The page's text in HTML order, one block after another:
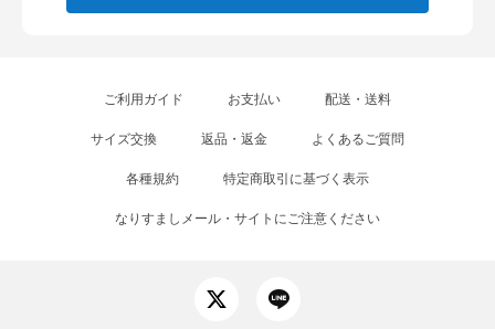
ご利用ガイド お支払い 配送・送料
サイズ交換 返品・返金 よくあるご質問
各種規約 特定商取引に基づく表示
なりすましメール・サイトにご注意ください